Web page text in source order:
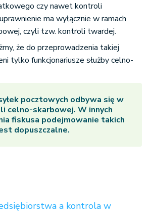
czy nawet kontroli
ma wyłącznie w ramach
czyli tzw. kontroli twardej.
że do przeprowadzenia takiej
tylko funkcjonariusze służby celno-
pocztowych odbywa się w
celno-skarbowej. W innych
fiskusa podejmowanie takich
dopuszczalne.
a kontrola w